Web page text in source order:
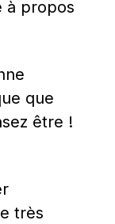
à propos
que
être !
très